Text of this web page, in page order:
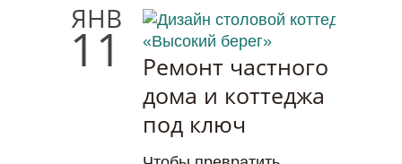
ЯНВ
11
Ремонт частного
дома и коттеджа
под ключ